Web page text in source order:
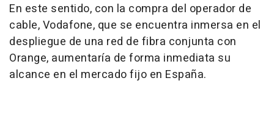
En este sentido, con la compra del operador de
cable, Vodafone, que se encuentra inmersa en el
despliegue de una red de fibra conjunta con
Orange, aumentaría de forma inmediata su
alcance en el mercado fijo en España.